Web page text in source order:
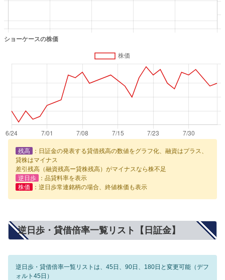
残高
：日証金の発表する貸借残高の数値をグラフ化、融資はプラス、
貸株はマイナス
差引残高（融資残高ー貸株残高）がマイナスなら株不足
逆日歩
：品貸料率を表示
株価
：逆日歩常連銘柄の場合、終値株価も表示
逆日歩・貸借倍率一覧リスト【日証金】
逆日歩・貸借倍率一覧リストは、45日、90日、180日と変更可能（デフ
ォルト45日）